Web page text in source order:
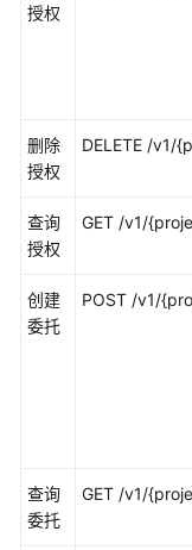
快
入
门
数
据
开
发
授权
删除
授权
DELETE /v1/
查询
授权
GET /v1/
创建
委托
POST /v1/
查询
委托
GET /v1/